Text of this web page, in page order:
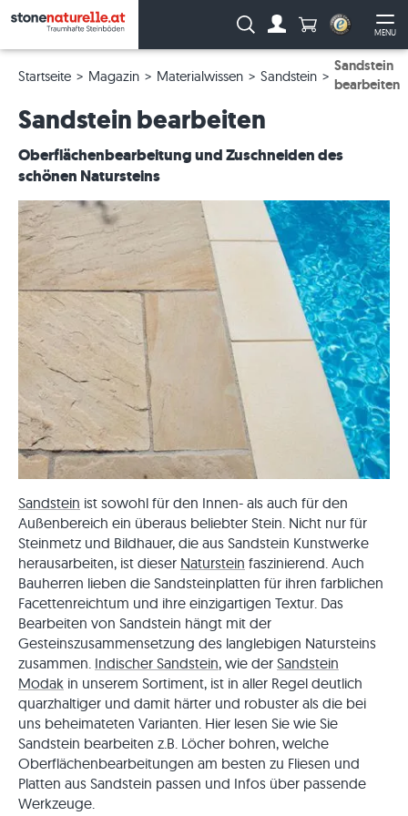
MENU
Suche: Anzahl
Startseite Magazin Materialwissen Sandstein
Sandstein
bearbeiten
Sandstein bearbeiten
Oberflächenbearbeitung und Zuschneiden des
schönen Natursteins
Sandstein ist sowohl für den Innen- als auch für den
Außenbereich ein überaus beliebter Stein. Nicht nur für
Steinmetz und Bildhauer, die aus Sandstein Kunstwerke
herausarbeiten, ist dieser Naturstein faszinierend. Auch
Bauherren lieben die Sandsteinplatten für ihren farblichen
Facettenreichtum und ihre einzigartigen Textur. Das
Bearbeiten von Sandstein hängt mit der
Gesteinszusammensetzung des langlebigen Natursteins
zusammen. Indischer Sandstein, wie der Sandstein
Modak in unserem Sortiment, ist in aller Regel deutlich
quarzhaltiger und damit härter und robuster als die bei
uns beheimateten Varianten. Hier lesen Sie wie Sie
Sandstein bearbeiten z.B. Löcher bohren, welche
Oberflächenbearbeitungen am besten zu Fliesen und
Platten aus Sandstein passen und Infos über passende
Werkzeuge.